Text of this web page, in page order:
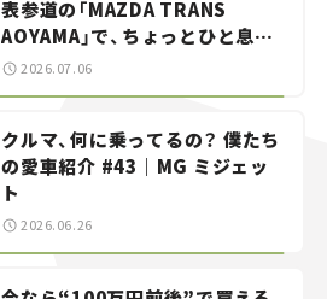
表参道の「MAZDA TRANS
AOYAMA」で、ちょっとひと息。
——連載｜CCGとクルマでどうす
2026.07.06
クルマ、何に乗ってるの？ 僕たち
の愛車紹介 #43｜MG ミジェッ
ト
2026.06.26